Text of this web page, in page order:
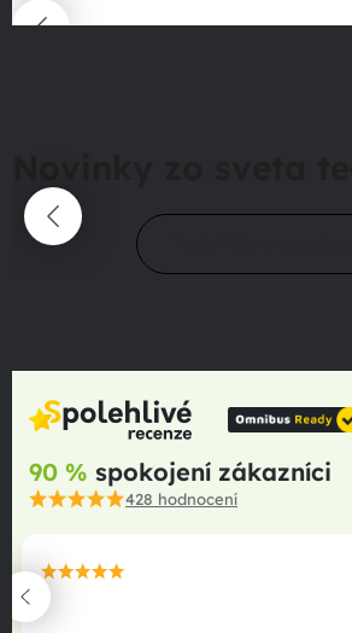
90 % spokojení zákazníci
428 hodnocení
maximální spokojenost
22.06.2025